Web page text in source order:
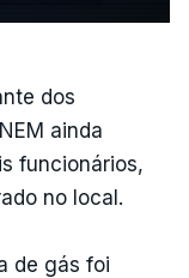
dos
ainda
funcionários,
no local.
de gás foi